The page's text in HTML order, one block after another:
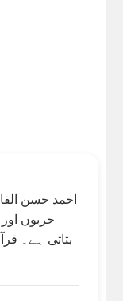
احمد حسن
حربوں
بتاتی ہے۔